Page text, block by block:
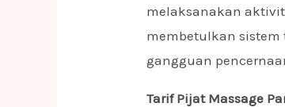
melaksanakan
membetulkan
gangguan
Tarif Pijat Massage